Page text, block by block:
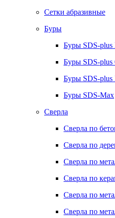
Сетки абразивные
Буры
Буры SDS-plus
Буры SDS-plus
Буры SDS-plus
Буры SDS-Max
Сверла
Сверла по
Сверла по
Сверла по
Сверла по
Сверла по
Сверла по